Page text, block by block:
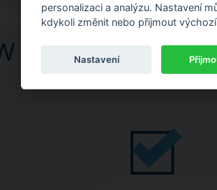
DIMENSION IN
personalizaci a analýzu. Nastavení
kdykoli změnit nebo přijmout
Nastavení